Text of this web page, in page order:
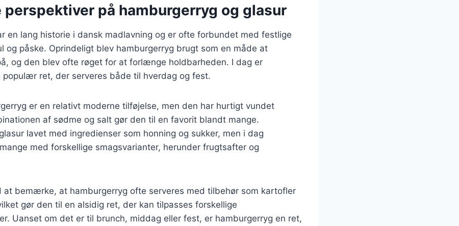
perspektiver på hamburgerryg og glasur
en lang historie i dansk madlavning og er ofte forbundet med festlige
og påske. Oprindeligt blev hamburgerryg brugt som en måde at
og den blev ofte røget for at forlænge holdbarheden. I dag er
populær ret, der serveres både til hverdag og fest.
er en relativt moderne tilføjelse, men den har hurtigt vundet
af sødme og salt gør den til en favorit blandt mange.
lavet med ingredienser som honning og sukker, men i dag
med forskellige smagsvarianter, herunder frugtsafter og
at bemærke, at hamburgerryg ofte serveres med tilbehør som kartofler
gør den til en alsidig ret, der kan tilpasses forskellige
Uanset om det er til brunch, middag eller fest, er hamburgerryg en ret,